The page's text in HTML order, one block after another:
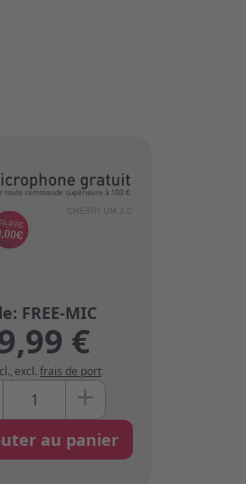
€
, excl. frais de port
+
au panier